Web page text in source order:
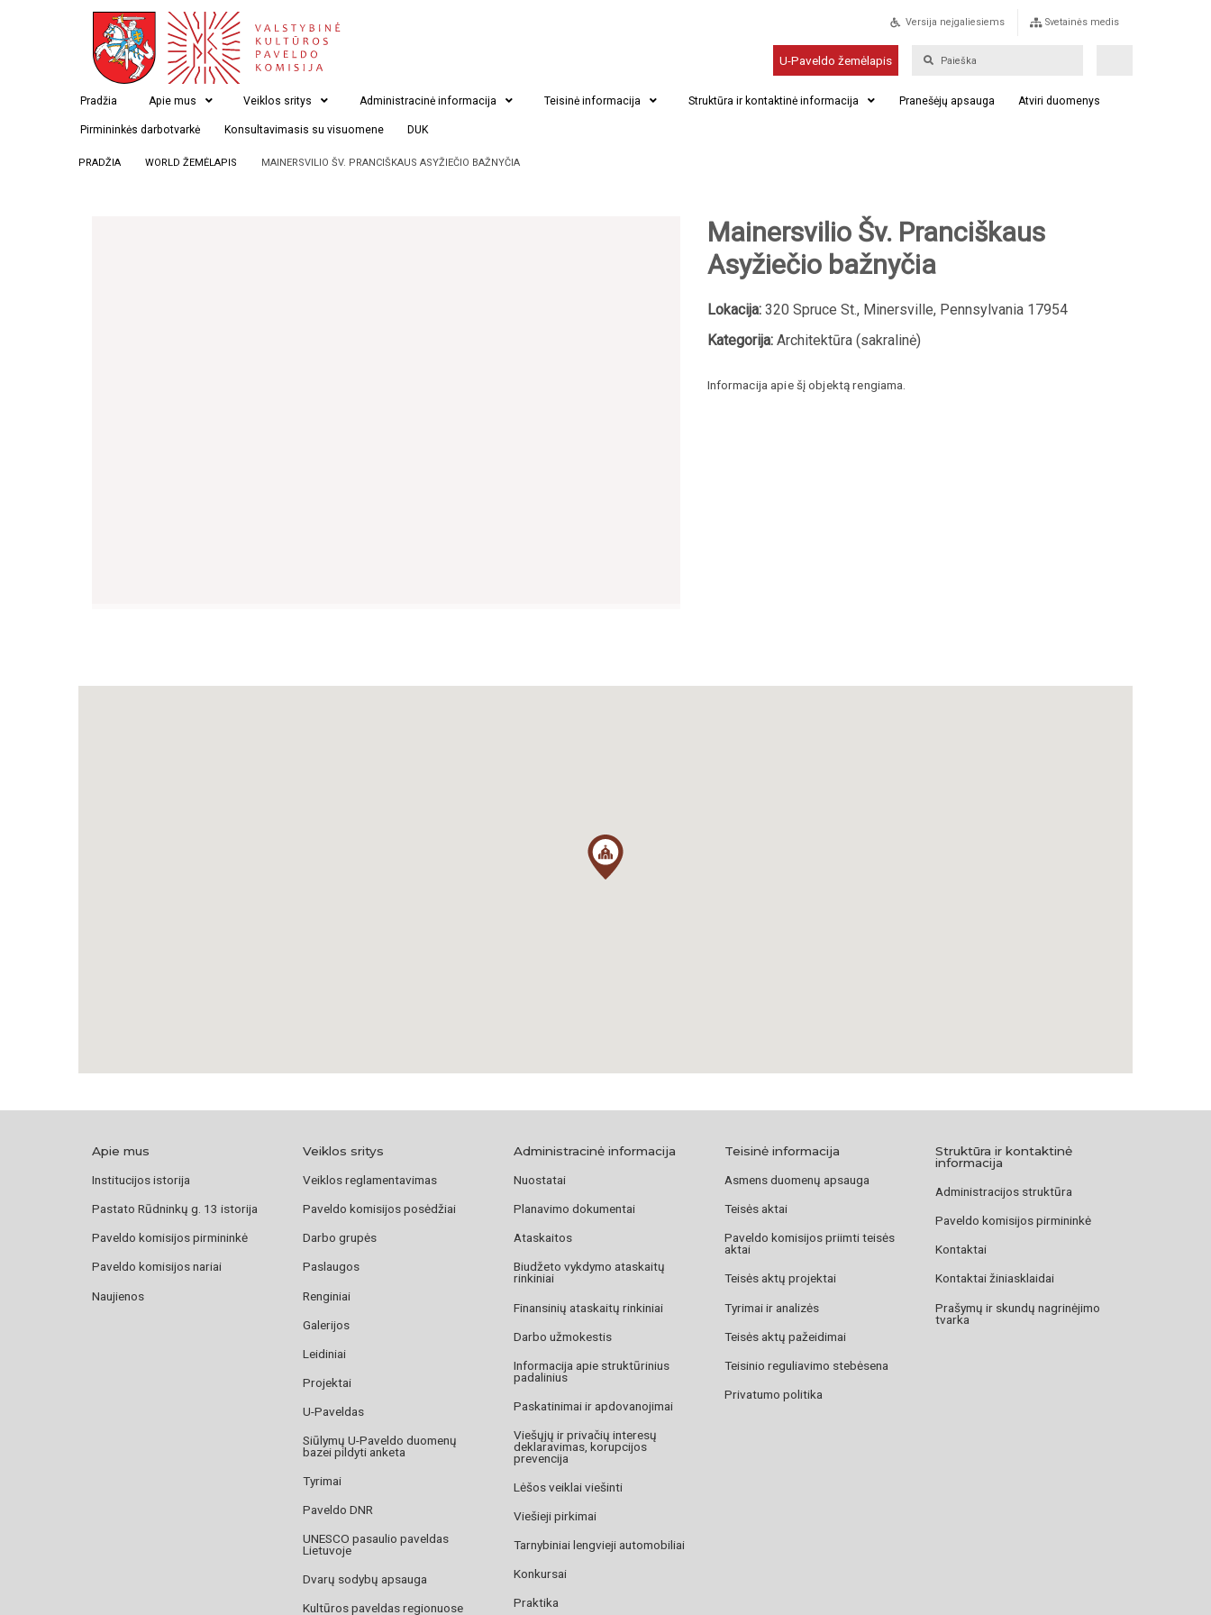
Versija neįgaliesiems Svetainės medis
U-Paveldo žemėlapis
Pradžia Apie mus Veiklos sritys Administracinė informacija Teisinė informacija Struktūra ir kontaktinė informacija Pranešėjų apsauga Atviri duomenys
Pirmininkės darbotvarkė Konsultavimasis su visuomene DUK
PRADŽIA WORLD ŽEMĖLAPIS MAINERSVILIO ŠV. PRANCIŠKAUS ASYŽIEČIO BAŽNYČIA
Mainersvilio Šv. Pranciškaus
Asyžiečio bažnyčia
Lokacija:320 Spruce St., Minersville, Pennsylvania 17954
Kategorija:Architektūra (sakralinė)
Informacija apie šį objektą rengiama.
Apie mus
Institucijos istorija
Pastato Rūdninkų g. 13 istorija
Paveldo komisijos pirmininkė
Paveldo komisijos nariai
Naujienos
Veiklos sritys
Veiklos reglamentavimas
Paveldo komisijos posėdžiai
Darbo grupės
Paslaugos
Renginiai
Galerijos
Leidiniai
Projektai
U-Paveldas
Siūlymų U-Paveldo duomenų
bazei pildyti anketa
Tyrimai
Paveldo DNR
UNESCO pasaulio paveldas
Lietuvoje
Dvarų sodybų apsauga
Kultūros paveldas regionuose
Administracinė informacija
Nuostatai
Planavimo dokumentai
Ataskaitos
Biudžeto vykdymo ataskaitų
rinkiniai
Finansinių ataskaitų rinkiniai
Darbo užmokestis
Informacija apie struktūrinius
padalinius
Paskatinimai ir apdovanojimai
Viešųjų ir privačių interesų
deklaravimas, korupcijos
prevencija
Lėšos veiklai viešinti
Viešieji pirkimai
Tarnybiniai lengvieji automobiliai
Konkursai
Praktika
Teisinė informacija
Asmens duomenų apsauga
Teisės aktai
Paveldo komisijos priimti teisės
aktai
Teisės aktų projektai
Tyrimai ir analizės
Teisės aktų pažeidimai
Teisinio reguliavimo stebėsena
Privatumo politika
Struktūra ir kontaktinė
informacija
Administracijos struktūra
Paveldo komisijos pirmininkė
Kontaktai
Kontaktai žiniasklaidai
Prašymų ir skundų nagrinėjimo
tvarka